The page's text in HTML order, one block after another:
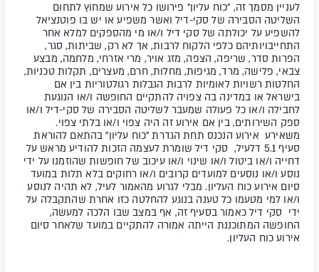
לעניין מסמך זה, "כוח עליון" פירושו כל אירוע שמחוץ לתחום
השליטה הסבירה של סקי-דיל ואשר משפיע או יש בו פוטנציאל
להשפיע על יכולתה של סקי דיל ו/או מי מהספקים למלא אחר
התחייבויותיהם כלפי הלקוח לרבות, אך לא רק, שביתות, סגר,
הפרות סדר, שריפה, הצפה, מזג אויר, מרי אזרחי, מלחמה, מבצע
צבאי, פלישה, מרד, מגיפות, מחלות, חרם, מעצרים, תקלות טכניות,
החלטות רשויות לאומיות לרבות הגבלות רגולטוריות בין אם
בישראל או במדינה בה צפויה להתקיים החופשה ו/או הנוגעת
לחבילה ו/או כל פעולה שמעבר לשליטה הסבירה של סקי-דיל ו/או
ספק השירותים, בין אם אירוע זה היה צפוי ו/או בלתי צפוי.
משאירע אירוע הנכנס תחת הגדרת "כוח עליון" בהתאם להוראת
סעיף 5.1 דלעיל, סקי דיל שומרת לעצמה הזכות להודיע מראש על
דחייה ו/או ביטול ו/או שינוי ו/או עיכוב של חופשות שהוזמנו על ידי
נוסע ו/או נוסעים למועדים קרובים ו/או רחוקים בלא תלות במועד
סיום אירוע כוח העליון. מבלי לגרוע מהאמור לעיל, לא תהיה לנוסע
ו/או למי מטעמו כל טענה בנוגע להחלטה כזו אחרת שהתקבלה על
ידי סקי דיל כאמור בסעיף זה, אף במצב שבו הלכה למעשה,
החופשה המתוכננת הייתה אמורה להתקיים במועד שלאחר סיום
אירוע כוח העליון.